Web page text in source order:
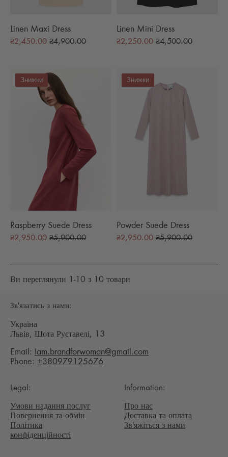
Linen Maxi Dress
₴2,450.00 Звичайна
₴4,900.00
Linen Mini Dress
₴2,250.00 Звичайна
₴4,500.00
Знижки
Raspberry Suede Dress
₴2,950.00 Звичайна
₴5,900.00
Знижки
Powder Suede Dress
₴2,950.00 Звичайна
₴5,900.00
Ви переглянули 1-10 з 10 товари
Зв'язатись з нами:
Україна
Львів, Шота Руставелі, 13
Email:
Iam.brandforwoman@gmail.com
Phone: +380979125676
Legal:
Умови надання послуг
Повернення та обмін
Політика
конфіденційності
Information:
Про нас
Доставка та оплата
Зв'яжіться з нами